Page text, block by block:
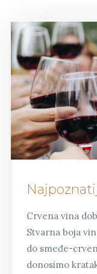
Crvena vina
Stvarna boja
do smeđe-
donosimo